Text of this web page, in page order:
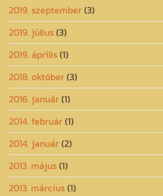
2019. szeptember(3)
2019. július(3)
2019. április(1)
2018. október(3)
2016. január(1)
2014. február(1)
2014. január(2)
2013. május(1)
2013. március(1)